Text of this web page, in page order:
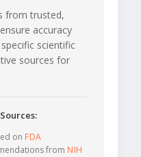
from trusted,
accuracy
scientific
sources for
on FDA
from NIH